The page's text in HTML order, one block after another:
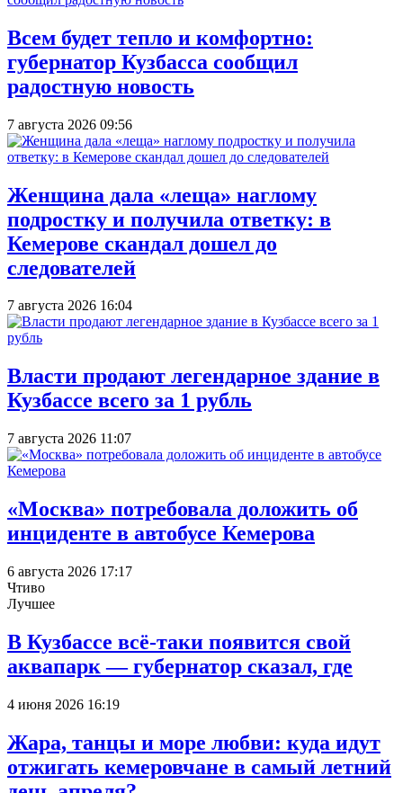
Всем будет тепло и комфортно:
губернатор Кузбасса сообщил
радостную новость
7 августа 2026 09:56
Женщина дала «леща» наглому
подростку и получила ответку: в
Кемерове скандал дошел до
следователей
7 августа 2026 16:04
Власти продают легендарное здание в
Кузбассе всего за 1 рубль
7 августа 2026 11:07
«Москва» потребовала доложить об
инциденте в автобусе Кемерова
6 августа 2026 17:17
Чтиво
Лучшее
В Кузбассе всё-таки появится свой
аквапарк — губернатор сказал, где
4 июня 2026 16:19
Жара, танцы и море любви: куда идут
отжигать кемеровчане в самый летний